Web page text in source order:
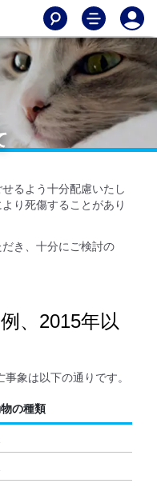
るよう十分配慮いたし
り死傷することがあり
き、十分にご検討の
、2015年以
象は以下の通りです。
の種類